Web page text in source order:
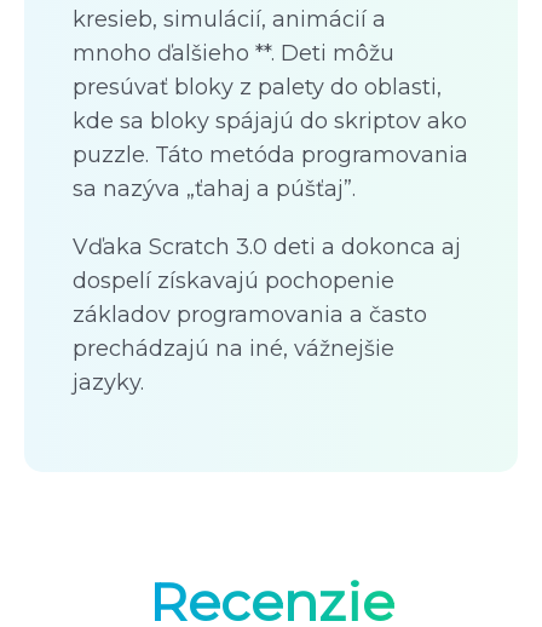
kresieb, simulácií, animácií a
mnoho ďalšieho **. Deti môžu
presúvať bloky z palety do oblasti,
kde sa bloky spájajú do skriptov ako
puzzle. Táto metóda programovania
sa nazýva „ťahaj a púšťaj”.
Vďaka Scratch 3.0 deti a dokonca aj
dospelí získavajú pochopenie
základov programovania a často
prechádzajú na iné, vážnejšie
jazyky.
Recenzie